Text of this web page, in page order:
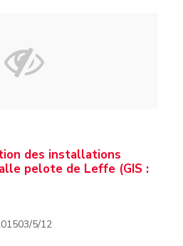
des installations
pelote de Leffe (GIS :
5/12